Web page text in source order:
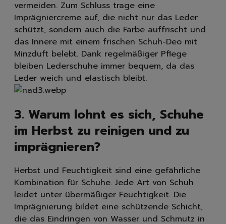
vermeiden. Zum Schluss trage eine
Imprägniercreme auf, die nicht nur das Leder
schützt, sondern auch die Farbe auffrischt und
das Innere mit einem frischen Schuh-Deo mit
Minzduft belebt. Dank regelmäßiger Pflege
bleiben Lederschuhe immer bequem, da das
Leder weich und elastisch bleibt.
3. Warum lohnt es sich, Schuhe
im Herbst zu reinigen und zu
imprägnieren?
Herbst und Feuchtigkeit sind eine gefährliche
Kombination für Schuhe. Jede Art von Schuh
leidet unter übermäßiger Feuchtigkeit. Die
Imprägnierung bildet eine schützende Schicht,
die das Eindringen von Wasser und Schmutz in